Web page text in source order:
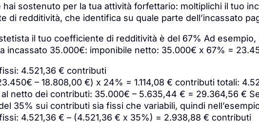
hai sostenuto per la tua attività forfettario: moltiplichi il tuo
di redditività, che identifica su quale parte dell’incassato
il tuo coefficiente di redditività è del 67% Ad esempio,
incassato 35.000€: imponibile netto: 35.000€ x 67% =
4.521,36 € contributi
– 18.808,00 €) x 24% = 1.114,08 € contributi totali:
netto dei contributi: 35.000€ – 5.635,44 € = 29.364,56 €
35% sui contributi sia fissi che variabili, quindi
4.521,36 € – (4.521,36 € x 35%) = 2.938,88 € contributi